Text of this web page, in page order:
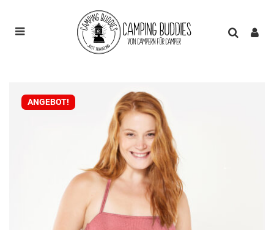
ANGEBOT!